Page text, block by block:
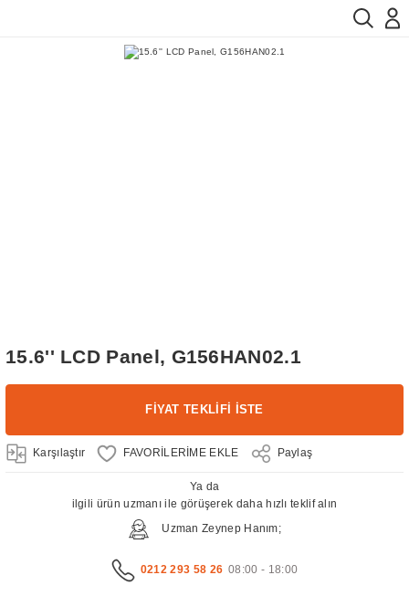
15.6'' LCD Panel, G156HAN02.1
FİYAT TEKLİFİ İSTE
Karşılaştır Paylaş
Ya da
ilgili ürün uzmanı ile görüşerek daha hızlı teklif alın
Uzman Zeynep Hanım;
0212 293 58 26 08:00 - 18:00